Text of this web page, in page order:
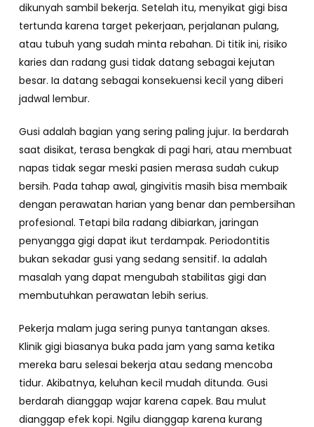
dikunyah sambil bekerja. Setelah itu, menyikat gigi bisa
tertunda karena target pekerjaan, perjalanan pulang,
atau tubuh yang sudah minta rebahan. Di titik ini, risiko
karies dan radang gusi tidak datang sebagai kejutan
besar. Ia datang sebagai konsekuensi kecil yang diberi
jadwal lembur.
Gusi adalah bagian yang sering paling jujur. Ia berdarah
saat disikat, terasa bengkak di pagi hari, atau membuat
napas tidak segar meski pasien merasa sudah cukup
bersih. Pada tahap awal, gingivitis masih bisa membaik
dengan perawatan harian yang benar dan pembersihan
profesional. Tetapi bila radang dibiarkan, jaringan
penyangga gigi dapat ikut terdampak. Periodontitis
bukan sekadar gusi yang sedang sensitif. Ia adalah
masalah yang dapat mengubah stabilitas gigi dan
membutuhkan perawatan lebih serius.
Pekerja malam juga sering punya tantangan akses.
Klinik gigi biasanya buka pada jam yang sama ketika
mereka baru selesai bekerja atau sedang mencoba
tidur. Akibatnya, keluhan kecil mudah ditunda. Gusi
berdarah dianggap wajar karena capek. Bau mulut
dianggap efek kopi. Ngilu dianggap karena kurang